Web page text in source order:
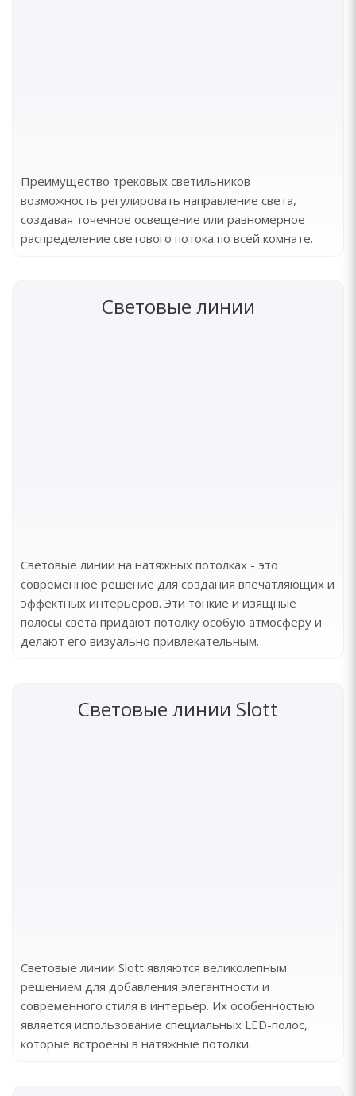
Преимущество трековых светильников -
возможность регулировать направление света,
создавая точечное освещение или равномерное
распределение светового потока по всей комнате.
Световые линии
Световые линии на натяжных потолках - это
современное решение для создания впечатляющих и
эффектных интерьеров. Эти тонкие и изящные
полосы света придают потолку особую атмосферу и
делают его визуально привлекательным.
Световые линии Slott
Световые линии Slott являются великолепным
решением для добавления элегантности и
современного стиля в интерьер. Их особенностью
является использование специальных LED-полос,
которые встроены в натяжные потолки.